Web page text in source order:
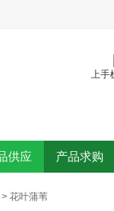
上手
供应 产品求购
> 花叶蒲苇